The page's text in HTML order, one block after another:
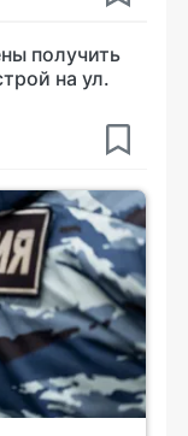
получить
на ул.